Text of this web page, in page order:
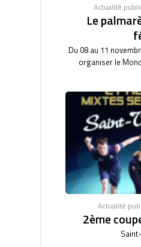
Actualité
Le
Du 08 au 11
organiser le
Actualité
2ème